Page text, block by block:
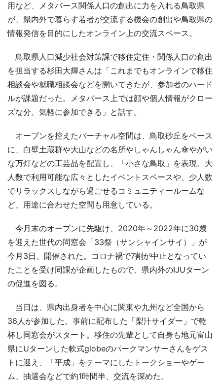
用など、メタバース関係人口の創出に力を入れる鳥取県
が、県内外で暮らす若者が交流する機会の創出や鳥取県の
情報発信を目的にしたオンライン上の交流スペース。
鳥取県人口減少社会対策課で移住定住・関係人口の創出
を担当する杉田大輝さんは「これまでもオンラインで移住
相談会や就職相談会などを開いてきたが、参加者のハード
ルが課題だった。メタバース上では顔や個人情報がクロー
ズな分、気軽に参加できる」と話す。
オープンを控えたバーチャル空間は、鳥取砂丘をベース
に、白壁土蔵群や大山などの名所やしゃんしゃん傘やがい
な万灯などの工芸品を配置し、「小さな鳥取」を表現。大
人数で利用可能な広々としたイベントスペースや、少人数
でリラックスしながら過ごせるコミュニティールームな
ど、用途に合わせた空間も用意している。
今月末のオープンに先駆け、2020年～2022年に30歳
を迎えた世代の同窓会「33祭（サンシャインサイ）」が
今月3日、開催された。コロナ禍で7割が中止となってい
たことを受け同課が企画したもので、県内外のIJUターン
の促進を図る。
当日は、県内出身者を中心に関東や九州など全国から
36人が参加した。事前に配布した「梨汁サイダー」で乾
杯し同窓会がスタート。移住の先輩として自身も地元富山
県にUターンした軟式globeのパークマンサーさんをゲス
トに迎え、「平成」をテーマにしたトークショーやゲー
ム、抽選会などで約1時間半、交流を深めた。